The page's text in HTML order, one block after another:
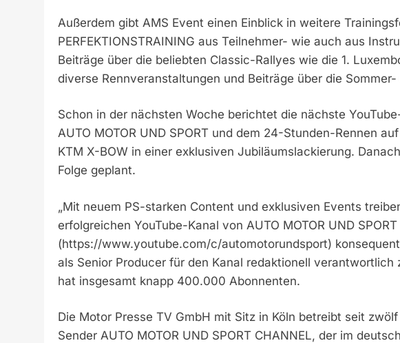
Außerdem gibt AMS Event einen Einblick in weitere
PERFEKTIONSTRAINING aus Teilnehmer- wie auch aus
Beiträge über die beliebten Classic-Rallyes wie die 1.
diverse Rennveranstaltungen und Beiträge über die
Schon in der nächsten Woche berichtet die nächste
AUTO MOTOR UND SPORT und dem 24-Stunden-Rennen
KTM X-BOW in einer exklusiven Jubiläumslackierung.
Folge geplant.
„Mit neuem PS-starken Content und exklusiven Events
erfolgreichen YouTube-Kanal von AUTO MOTOR UND SPORT
(https://www.youtube.com/c/automotorundsport)
als Senior Producer für den Kanal redaktionell verantwortlich
hat insgesamt knapp 400.000 Abonnenten.
Die Motor Presse TV GmbH mit Sitz in Köln betreibt seit
Sender AUTO MOTOR UND SPORT CHANNEL, der im